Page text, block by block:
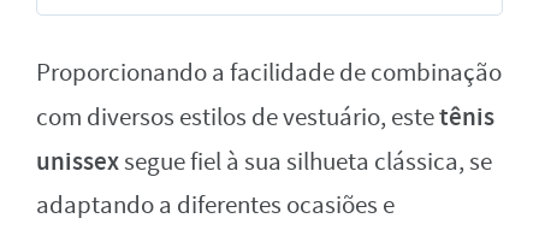
Proporcionando a facilidade de combinação
com diversos estilos de vestuário, estetênis
unissexsegue fiel à sua silhueta clássica, se
adaptando a diferentes ocasiões e